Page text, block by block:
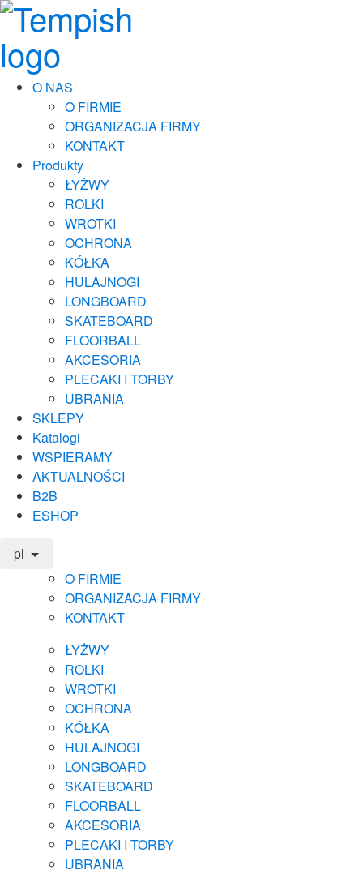
O NAS
O FIRMIE
ORGANIZACJA FIRMY
KONTAKT
Produkty
ŁYŻWY
ROLKI
WROTKI
OCHRONA
KÓŁKA
HULAJNOGI
LONGBOARD
SKATEBOARD
FLOORBALL
AKCESORIA
PLECAKI I TORBY
UBRANIA
SKLEPY
Katalogi
WSPIERAMY
AKTUALNOŚCI
B2B
ESHOP
pl
O FIRMIE
ORGANIZACJA FIRMY
KONTAKT
ŁYŻWY
ROLKI
WROTKI
OCHRONA
KÓŁKA
HULAJNOGI
LONGBOARD
SKATEBOARD
FLOORBALL
AKCESORIA
PLECAKI I TORBY
UBRANIA